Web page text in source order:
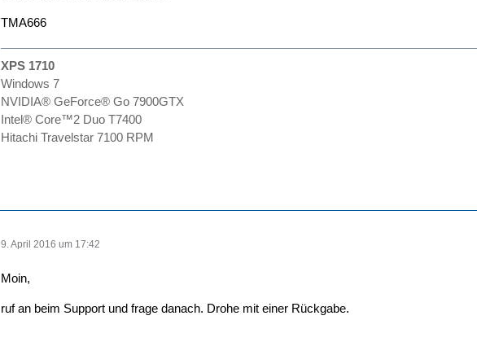
TMA666
XPS 1710
Windows 7
NVIDIA® GeForce® Go 7900GTX
Intel® Core™2 Duo T7400
Hitachi Travelstar 7100 RPM
9. April 2016 um 17:42
Moin,
ruf an beim Support und frage danach. Drohe mit einer Rückgabe.